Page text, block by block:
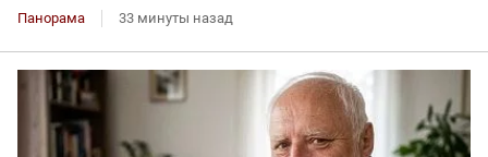
Панорама 33 минуты назад